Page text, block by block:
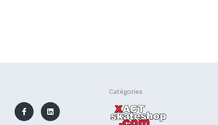
c
e
b
n
k
e
Catégories